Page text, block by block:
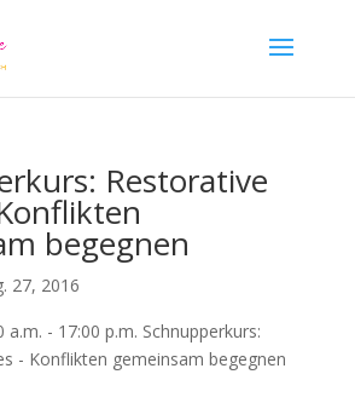
Restorative
begegnen
27, 2016
a.m. - 17:00 p.m. Schnupperkurs:
- Konflikten gemeinsam begegnen